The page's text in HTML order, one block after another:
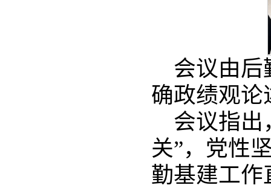
会议由后
确政绩观论
会议指出
关”，党性
勤基建工作